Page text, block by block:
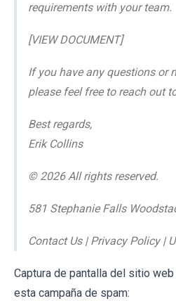
requirements with your team.
[VIEW DOCUMENT]
If you have any questions or
please feel free to reach out
Best regards,
Erik Collins
© 2026 All rights reserved.
581 Stephanie Falls
Contact Us | Privacy Policy |
Captura de pantalla del sitio
esta campaña de spam: